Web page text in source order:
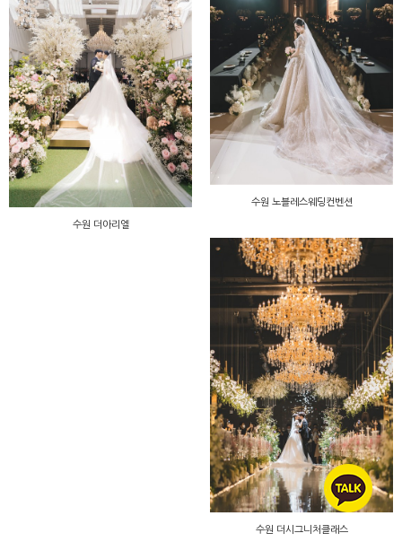
수원 노블레스웨딩컨벤션
수원 더아리엘
수원 더시그니처클래스